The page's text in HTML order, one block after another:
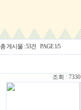
총 게시물 : 53건 PAGE 1/5
조회 : 7330